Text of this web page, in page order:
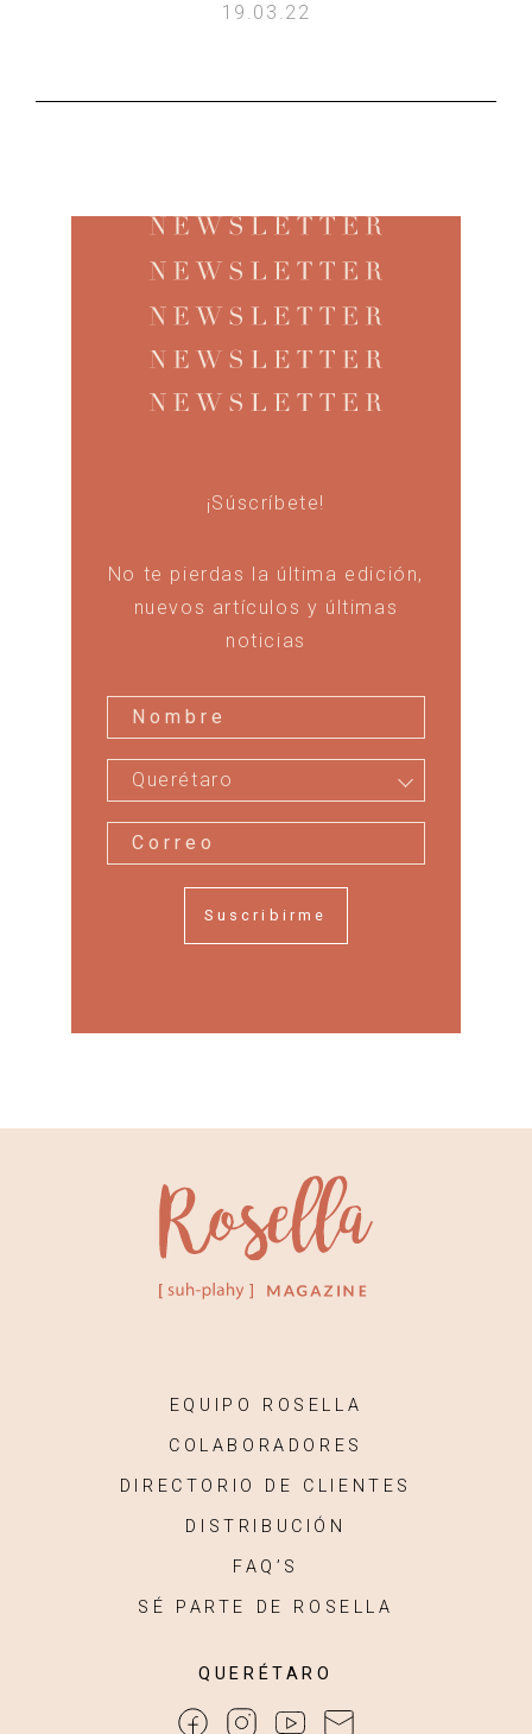
19.03.22
¡Súscríbete!
No te pierdas la última edición,
nuevos artículos y últimas
noticias
Querétaro
Suscribirme
EQUIPO ROSELLA
COLABORADORES
DIRECTORIO DE CLIENTES
DISTRIBUCIÓN
FAQ’S
SÉ PARTE DE ROSELLA
QUERÉTARO